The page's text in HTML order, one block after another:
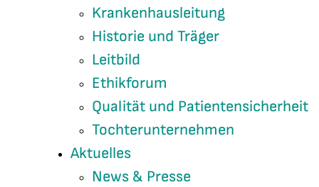
Krankenhausleitung
Historie und Träger
Leitbild
Ethikforum
Qualität und Patientensicherheit
Tochterunternehmen
Aktuelles
News & Presse